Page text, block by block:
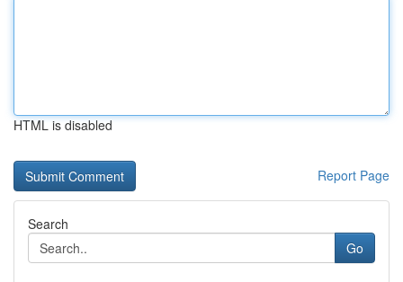
HTML is disabled
Report Page
Search
Go